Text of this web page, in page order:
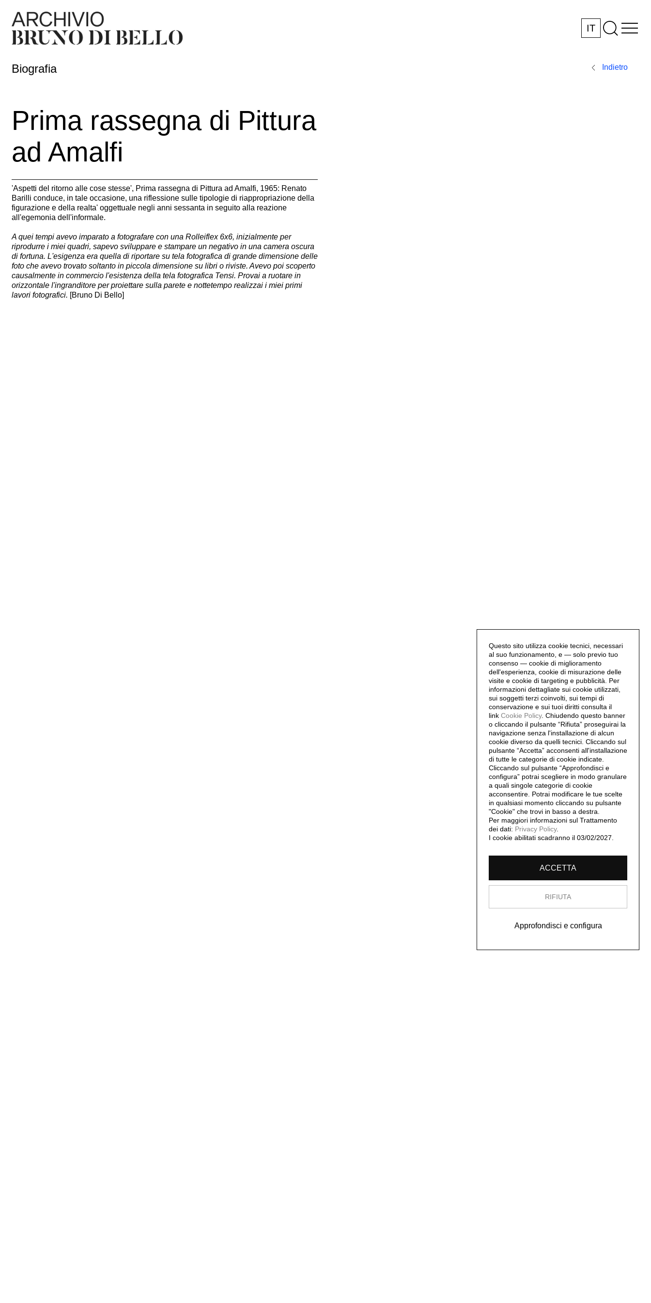
IT
Biografia Indietro
Prima rassegna di Pittura
ad Amalfi
'Aspetti del ritorno alle cose stesse', Prima rassegna di Pittura ad Amalfi, 1965: Renato
Barilli conduce, in tale occasione, una riflessione sulle tipologie di riappropriazione della
figurazione e della realta' oggettuale negli anni sessanta in seguito alla reazione
all'egemonia dell'informale.
A quei tempi avevo imparato a fotografare con una Rolleiflex 6x6, inizialmente per
riprodurre i miei quadri, sapevo sviluppare e stampare un negativo in una camera oscura
di fortuna. L'esigenza era quella di riportare su tela fotografica di grande dimensione delle
foto che avevo trovato soltanto in piccola dimensione su libri o riviste. Avevo poi scoperto
causalmente in commercio l'esistenza della tela fotografica Tensi. Provai a ruotare in
orizzontale l'ingranditore per proiettare sulla parete e nottetempo realizzai i miei primi
lavori fotografici. [Bruno Di Bello]
Questo sito utilizza cookie tecnici, necessari
al suo funzionamento, e — solo previo tuo
consenso — cookie di miglioramento
dell'esperienza, cookie di misurazione delle
visite e cookie di targeting e pubblicità. Per
informazioni dettagliate sui cookie utilizzati,
sui soggetti terzi coinvolti, sui tempi di
conservazione e sui tuoi diritti consulta il
link Cookie Policy. Chiudendo questo banner
o cliccando il pulsante “Rifiuta” proseguirai la
navigazione senza l'installazione di alcun
cookie diverso da quelli tecnici. Cliccando sul
pulsante “Accetta” acconsenti all'installazione
di tutte le categorie di cookie indicate.
Cliccando sul pulsante “Approfondisci e
configura” potrai scegliere in modo granulare
a quali singole categorie di cookie
acconsentire. Potrai modificare le tue scelte
in qualsiasi momento cliccando su pulsante
"Cookie" che trovi in basso a destra.
Per maggiori informazioni sul Trattamento
dei dati: Privacy Policy.
I cookie abilitati scadranno il 03/02/2027.
ACCETTA
RIFIUTA
Approfondisci e configura